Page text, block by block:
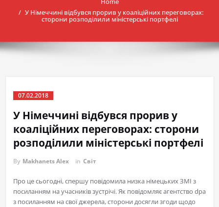
У Німеччині відбувся прорив у коаліційних переговорах:
сторони розподілили міністерські портфелі
07.02.2018
У Німеччині відбувся прорив у
коаліційних переговорах: сторони
розподілили міністерські портфелі
By Makhanets Alex in Світ
Про це сьогодні, спершу повідомила низка німецьких ЗМІ з
посиланням на учасників зустрічі. Як повідомляє агентство dpa
з посиланням на свої джерела, сторони досягли згоди щодо